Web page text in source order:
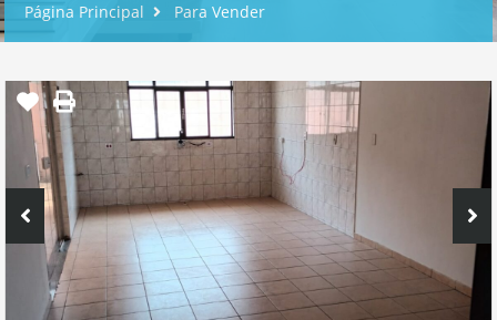
Página Principal Para Vender